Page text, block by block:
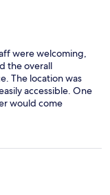
were welcoming,
the overall
The location was
accessible. One
would come
unexpected—but